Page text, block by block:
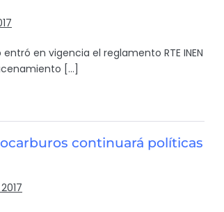
en vigencia el reglamento RTE INEN
[…]
continuará políticas